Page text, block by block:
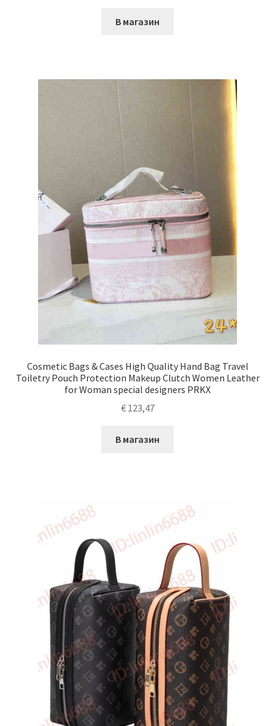
В магазин
Cosmetic Bags & Cases High Quality Hand Bag Travel
Toiletry Pouch Protection Makeup Clutch Women Leather
for Woman special designers PRKX
€123,47
В магазин